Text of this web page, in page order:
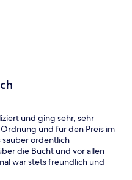
und ging sehr, sehr
und für den Preis im
sauber ordentlich
die Bucht und vor allen
war stets freundlich und